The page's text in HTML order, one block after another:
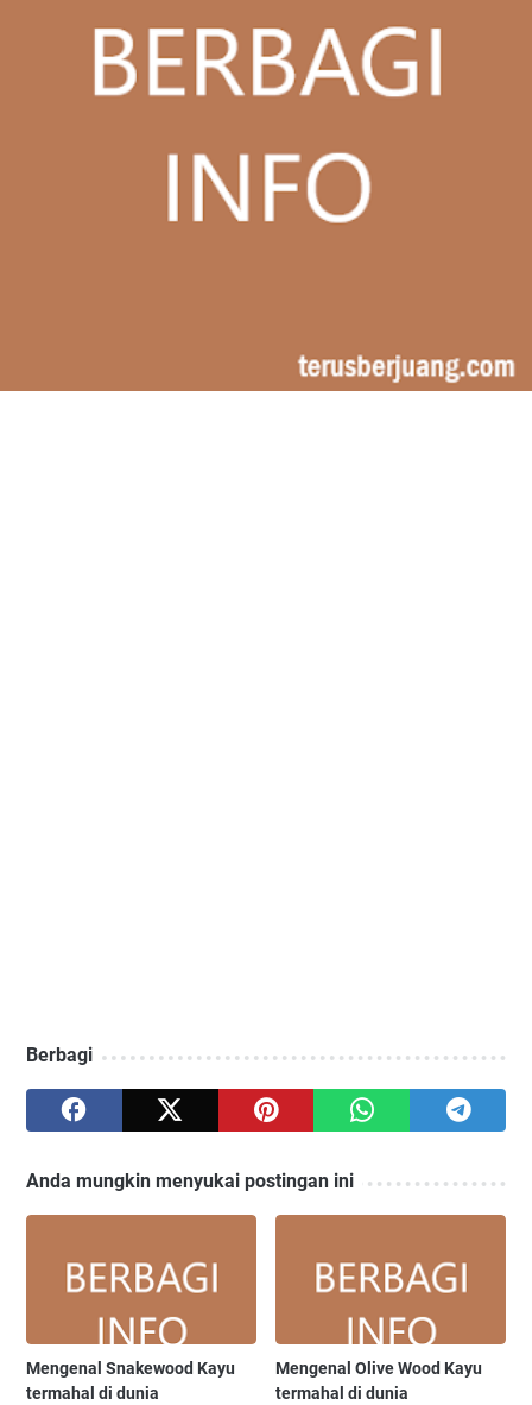
Berbagi
Anda mungkin menyukai postingan ini
Mengenal Snakewood Kayu
termahal di dunia
Mengenal Olive Wood Kayu
termahal di dunia